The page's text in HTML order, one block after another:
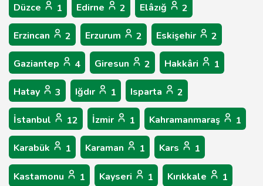
Düzce 1 Edirne 2 Elâzığ 2
Erzincan 2 Erzurum 2 Eskişehir 2
Gaziantep 4 Giresun 2 Hakkâri 1
Hatay 3 Iğdır 1 Isparta 2
İstanbul 12 İzmir 1 Kahramanmaraş 1
Karabük 1 Karaman 1 Kars 1
Kastamonu 1 Kayseri 1 Kırıkkale 1